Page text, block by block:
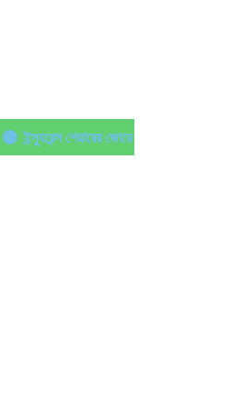
ইন্স্যুরেন্স শেয়ারের জোরে